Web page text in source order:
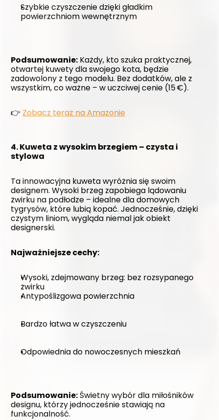
Szybkie czyszczenie dzięki gładkim
powierzchniom wewnętrznym
Podsumowanie: Każdy, kto szuka praktycznej,
otwartej kuwety dla swojego kota, będzie
zadowolony z tego modelu. Bez dodatków, ale z
wszystkim, co ważne – w uczciwej cenie (15 €).
👉 Zobacz teraz na Amazonie
4. Kuweta z wysokim brzegiem – czysta i
stylowa
Ta innowacyjna kuweta wyróżnia się swoim
designem. Wysoki brzeg zapobiega lądowaniu
żwirku na podłodze – idealne dla domowych
tygrysów, które lubią kopać. Jednocześnie, dzięki
czystym liniom, wygląda niemal jak obiekt
designerski.
Najważniejsze cechy:
Wysoki, zdejmowany brzeg: bez rozsypanego
żwirku
Antypoślizgowa powierzchnia
Bardzo łatwa w czyszczeniu
Odpowiednia do nowoczesnych mieszkań
Podsumowanie: Świetny wybór dla miłośników
designu, którzy jednocześnie stawiają na
funkcjonalność.